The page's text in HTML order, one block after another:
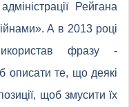
Рейгана
А в 2013 році
фразу -
описати те, що деякі
щоб змусити їх